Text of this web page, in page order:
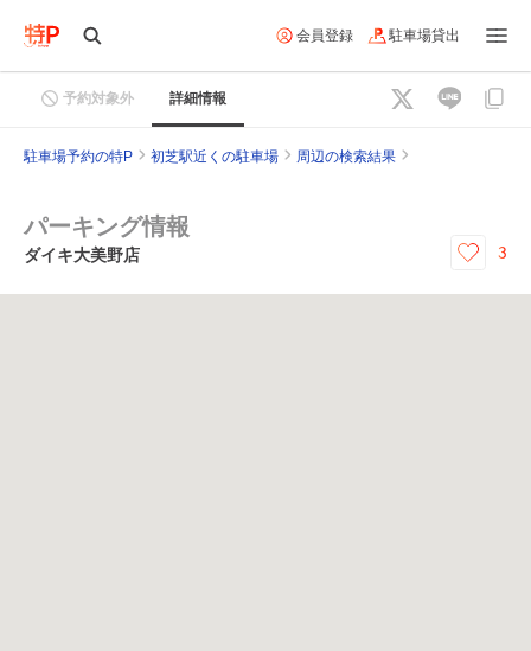
会員登録 駐車場貸出
予約対象外 詳細情報
駐車場予約の特P 初芝駅近くの駐車場 周辺の検索結果
パーキング情報
ダイキ大美野店 3